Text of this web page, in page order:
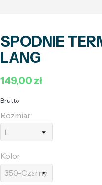
SPODNIE
LANG
149,00 zł
Brutto
Rozmiar
Kolor